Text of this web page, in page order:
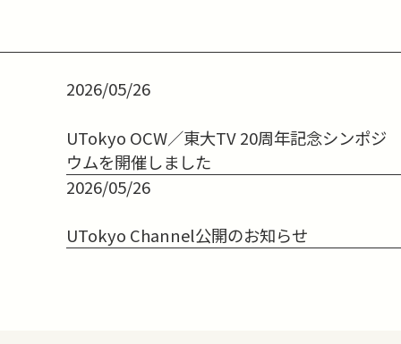
2026/05/26
UTokyo OCW／東大TV 20周年記念シンポジ
ウムを開催しました
2026/05/26
UTokyo Channel公開のお知らせ